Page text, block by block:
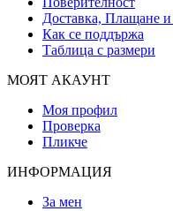
Доставка, Плащане
Как се поддържа
Таблица с размери
МОЯТ АКАУНТ
Моя профил
Проверка
Пликче
ИНФОРМАЦИЯ
За мен